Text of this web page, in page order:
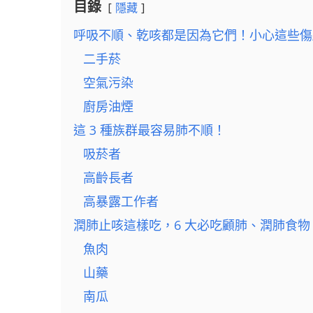
目錄 隱藏
呼吸不順、乾咳都是因為它們！小心這些
二手菸
空氣污染
廚房油煙
這 3 種族群最容易肺不順！
吸菸者
高齡長者
高暴露工作者
潤肺止咳這樣吃，6 大必吃顧肺、潤肺食物
魚肉
山藥
南瓜